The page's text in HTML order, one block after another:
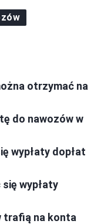
otrzymać na
do nawozów w
wypłaty dopłat
wypłaty
trafią na konta